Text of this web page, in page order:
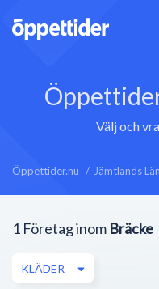
Välj och
Öppettider.nu Jämtlands Län
1 Företag inom Bräcke
KLÄDER